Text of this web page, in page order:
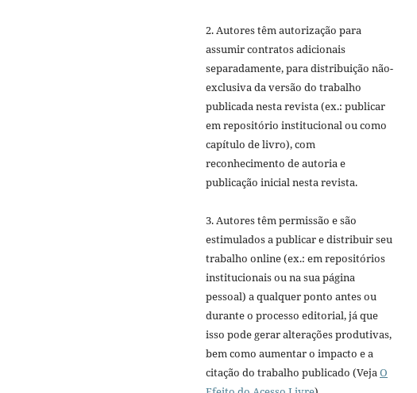
2. Autores têm autorização para
assumir contratos adicionais
separadamente, para distribuição não-
exclusiva da versão do trabalho
publicada nesta revista (ex.: publicar
em repositório institucional ou como
capítulo de livro), com
reconhecimento de autoria e
publicação inicial nesta revista.
3. Autores têm permissão e são
estimulados a publicar e distribuir seu
trabalho online (ex.: em repositórios
institucionais ou na sua página
pessoal) a qualquer ponto antes ou
durante o processo editorial, já que
isso pode gerar alterações produtivas,
bem como aumentar o impacto e a
citação do trabalho publicado (Veja O